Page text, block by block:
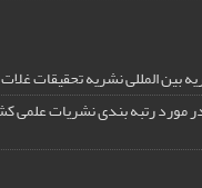
بین المللی نشریه تحقیقات غلات